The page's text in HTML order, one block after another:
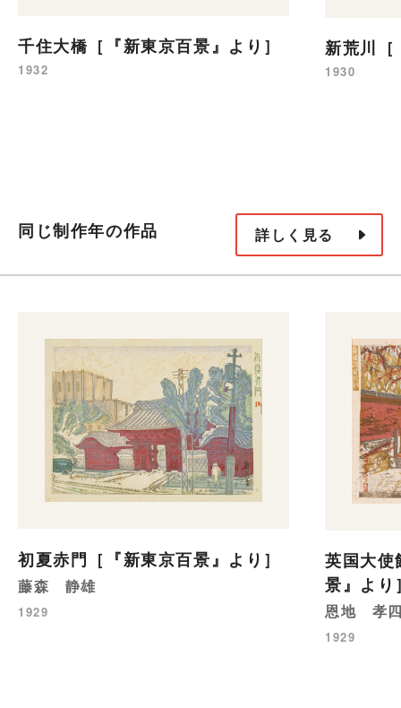
千住大橋［『新東京百景』より］
1932
新荒川［
1930
同じ制作年の作品 詳しく見る
初夏赤門［『新東京百景』より］
藤森 静雄
1929
英国大使
景』より
恩地 孝
1929